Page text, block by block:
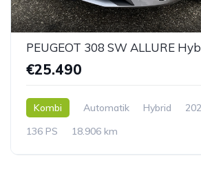
€25.490
Kombi Automatik Hybrid
136 PS
18.906 km